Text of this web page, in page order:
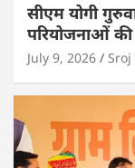
सीएम योगी
परियोजनाओं की
July 9, 2026 Sroj